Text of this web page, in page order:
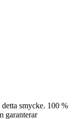
smycke. 100 %
garanterar